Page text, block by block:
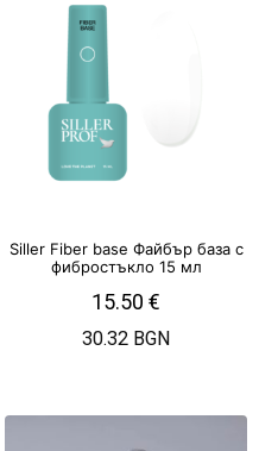
Siller Fiber base Файбър база с
фибростъкло 15 мл
15.50 €
30.32 BGN